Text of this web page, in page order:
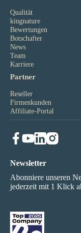
Qualität
kingnature
Bewertungen
Botschafter
News
Team
Karriere
Partner
Reseller
Firmenkunden
Affiliate-Portal
Newsletter
Abonniere unseren
jederzeit mit 1 Klick